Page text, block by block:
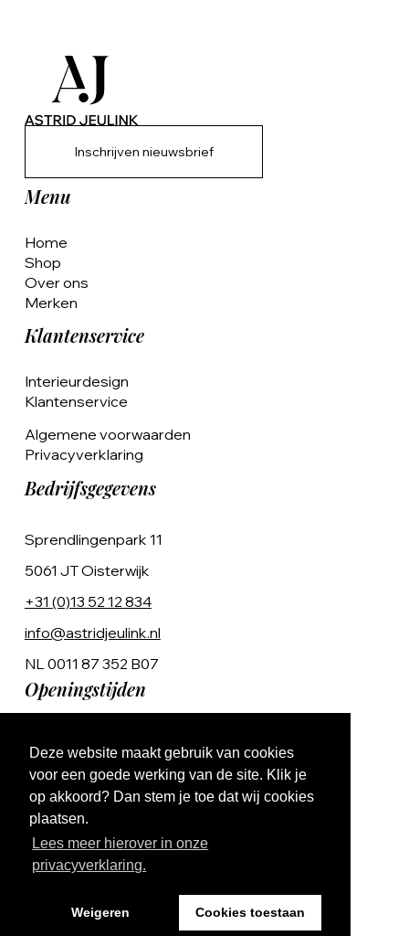
Deze website maakt gebruik van cookies
voor een goede werking van de site. Klik je
op akkoord? Dan stem je toe dat wij cookies
plaatsen.
Lees meer hierover in onze
privacyverklaring.
Weigeren Cookies toestaan
Inschrijven nieuwsbrief
Menu
Home
Shop
Over ons
Merken
Klantenservice
Interieurdesign
Klantenservice
Algemene voorwaarden
Privacyverklaring
Bedrijfsgegevens
Sprendlingenpark 11
5061 JT Oisterwijk
+31 (0)13 52 12 834
info@astridjeulink.nl
NL 0011 87 352 B07
Openingstijden
Ma t/m Vr 9:00 - 17:00
Website by The Cre8ion.Lab